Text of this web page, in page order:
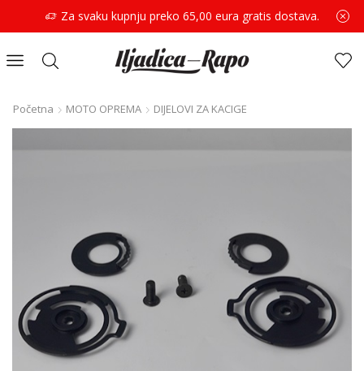
Za svaku kupnju preko 65,00 eura gratis dostava.
Početna MOTO OPREMA DIJELOVI ZA KACIGE